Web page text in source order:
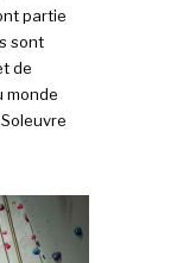
partie
sont
de
monde